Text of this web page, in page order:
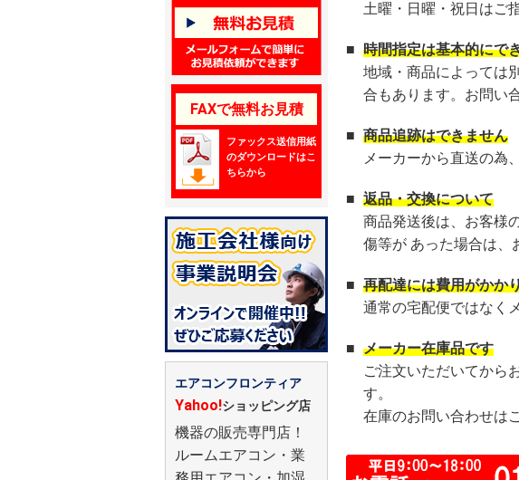
FAXで無料お見積
ファックス送信用紙
のダウンロードはこ
ちらから
エアコンフロンティア
Yahoo!ショッピング店
機器の販売専門店！
ルームエアコン・業
土曜・日曜・祝日はご
■ 時間指定は基本的にで
地域・商品によっては
合もあります。お問い
■ 商品追跡はできません
メーカーから直送の為
■ 返品・交換について
商品発送後は、お客様
傷等が あった場合は、
■ 再配達には費用がかか
通常の宅配便ではなく
■ メーカー在庫品です
ご注文いただいてから
す。
在庫のお問い合わせは